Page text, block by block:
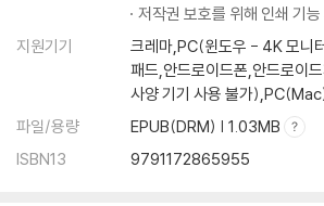
저작권 보호를 위해 인쇄 기
지원기기
크레마,PC(윈도우 - 4K 모니
패드,안드로이드폰,안드로이
사양 기기 사용 불가
파일/용량
EPUB(DRM) | 1.03MB
ISBN13
9791172865955